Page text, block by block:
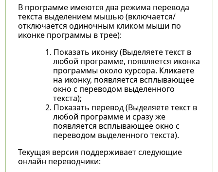
В программе имеются два режима перевода
текста выделением мышью (включается/
отключается одиночным кликом мыши по
иконке программы в трее):
Показать иконку (Выделяете текст в
любой программе, появляется иконка
программы около курсора. Кликаете
на иконку, появляется всплывающее
окно с переводом выделенного
текста);
Показать перевод (Выделяете текст в
любой программе и сразу же
появляется всплывающее окно с
переводом выделенного текста).
Текущая версия поддерживает следующие
онлайн переводчики: